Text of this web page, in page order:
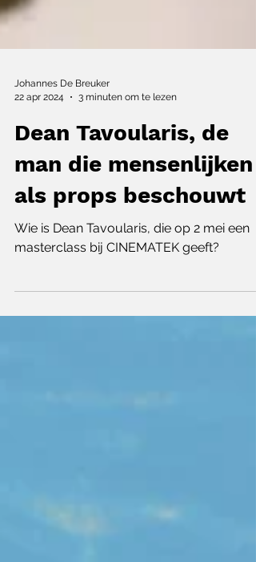
22 apr 2024
3 minuten om te lezen
Dean Tavoularis, de
man die mensenlijken
als props beschouwt
Wie is Dean Tavoularis, die op 2 mei een
masterclass bij CINEMATEK geeft?